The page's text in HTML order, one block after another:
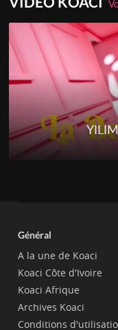
Général
A la une de Koaci
Koaci Côte d'Ivoire
Koaci Afrique
Archives Koaci
Conditions